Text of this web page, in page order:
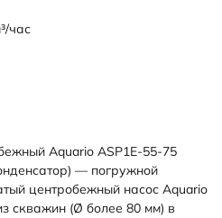
час
Aquario ASP1E-55-75
— погружной
центробежный насос Aquario
скважин (Ø более 80 мм) в